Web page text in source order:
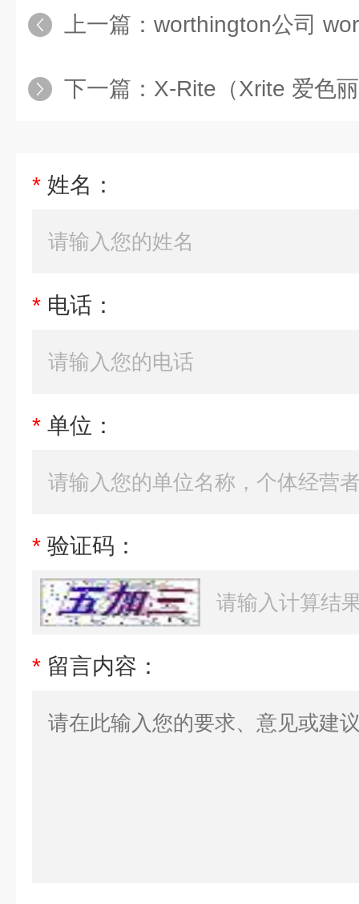
上一篇： worthington公司
下一篇： X-Rite（Xrite 爱色丽）公司
* 姓名：
* 电话：
* 单位：
* 验证码：
* 留言内容：